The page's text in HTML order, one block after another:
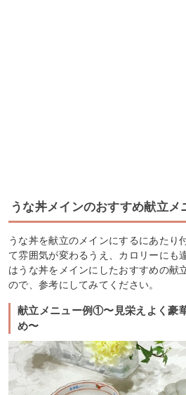
うな丼メインのおすすめ献立メ
うな丼を献立のメインにするにあたり
て雰囲気が変わるうえ、カロリーにも
はうな丼をメインにしたおすすめの献
ので、参考にしてみてください。
献立メニュー例①〜見栄えよく豪
め〜